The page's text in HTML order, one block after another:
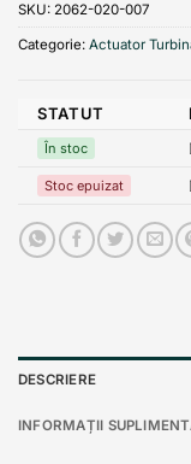
SKU: 2062-020-007
Categorie: Actuator
STATUT
În stoc
Stoc epuizat
DESCRIERE
INFORMAȚII